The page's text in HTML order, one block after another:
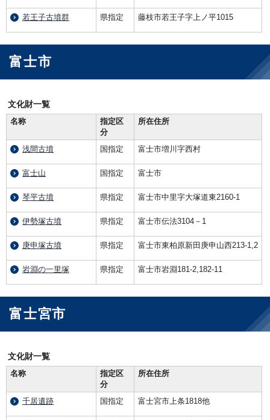
若王子古墳群 県指定 藤枝市若王子字上ノ平1015
富士市
文化財一覧
名称
指定区
分
所在住所
浅間古墳 国指定 富士市増川字西村
富士山 国指定 富士市
琴平古墳 県指定 富士市中里字大塚道東2160-1
伊勢塚古墳 県指定 富士市伝法3104－1
庚申塚古墳 県指定 富士市東柏原新田庚申山西213-1,2
岩淵の一里塚 県指定 富士市岩淵181-2,182-11
富士宮市
文化財一覧
名称
指定区
分
所在住所
千居遺跡 国指定 富士宮市上条1818他